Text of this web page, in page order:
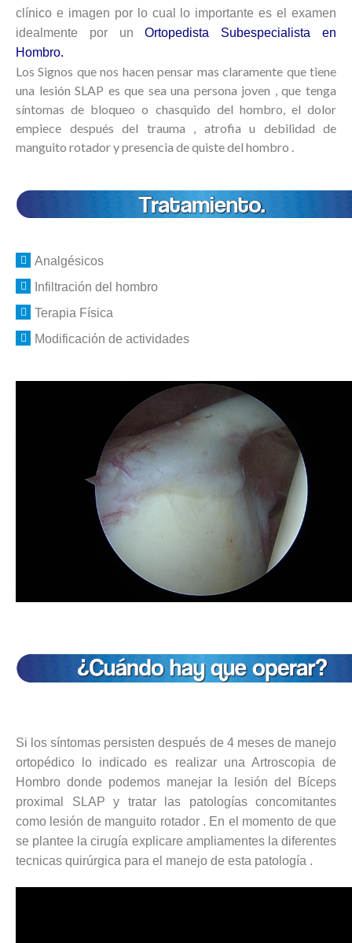
clínico e imagen por lo cual lo importante es el examen
idealmente por unOrtopedista Subespecialista en
Hombro.
Los Signos que nos hacen pensar mas claramente que tiene
una lesión SLAP es que sea una persona joven , que tenga
síntomas de bloqueo o chasquido del hombro, el dolor
empiece después del trauma , atrofia u debilidad de
manguito rotador y presencia de quiste del hombro .
Analgésicos
Infiltración del hombro
Terapia Física
Modificación de actividades
Si los síntomas persisten después de 4 meses de manejo
ortopédico lo indicado es realizar una Artroscopia de
Hombro donde podemos manejar la lesión del Bíceps
proximal SLAP y tratar las patologías concomitantes
como lesión de manguito rotador . En el momento de que
se plantee la cirugía explicare ampliamentes la diferentes
tecnicas quirúrgica para el manejo de esta patología .